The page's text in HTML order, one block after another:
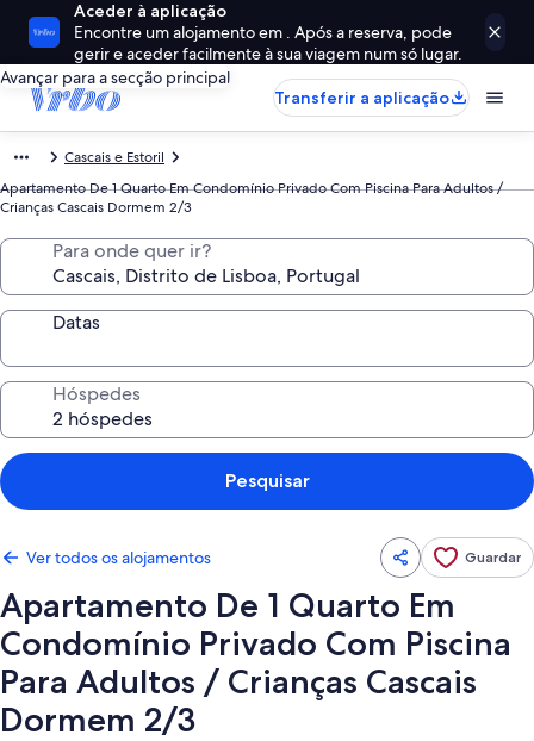
Aceder à aplicação
Encontre um alojamento em . Após a reserva, pode
gerir e aceder facilmente à sua viagem num só lugar.
Avançar para a secção principal
Transferir a aplicação
Cascais e Estoril
Apartamento De 1 Quarto Em Condomínio Privado Com Piscina Para Adultos /
Crianças Cascais Dormem 2/3
Para onde quer ir?
Datas
Hóspedes
Pesquisar
Ver todos os alojamentos Guardar
Apartamento De 1 Quarto Em
Condomínio Privado Com Piscina
Para Adultos / Crianças Cascais
Dormem 2/3